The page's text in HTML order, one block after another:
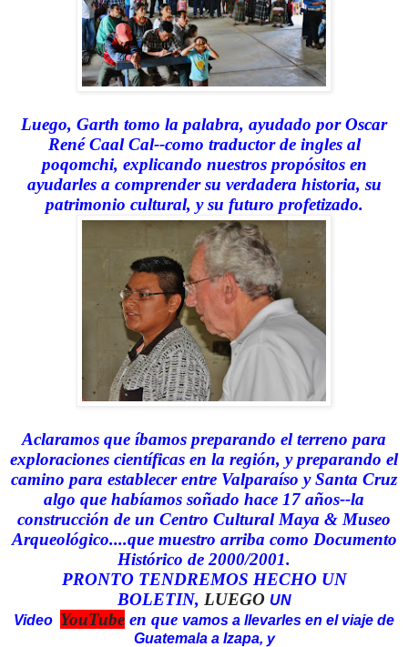
Luego, Garth tomo la palabra, ayudado por Oscar
René Caal Cal--como traductor de ingles al
poqomchi, explicando nuestros propósitos en
ayudarles a comprender su verdadera historia, su
patrimonio cultural, y su futuro profetizado.
Aclaramos que íbamos preparando el terreno para
exploraciones científicas en la región, y preparando el
camino para establecer entre Valparaíso y Santa Cruz
algo que habíamos soñado hace 17 años--la
construcción de un Centro Cultural Maya & Museo
Arqueológico....que muestro arriba como Documento
Histórico de 2000/2001.
PRONTO TENDREMOS HECHO UN
BOLETIN, LUEGO UN
Video YouTube en que vamos a llevarles en el viaje de
Guatemala a Izapa, y